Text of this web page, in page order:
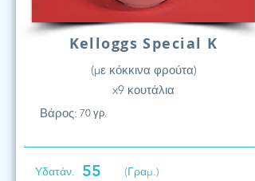
Kelloggs Special K
(με κόκκινα φρούτα)
x9 κουτάλια
Βάρος: 70 γρ.
Υδατάν. 55 (Γραμ.)